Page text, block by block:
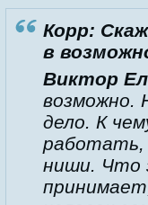
Корр:
в
Виктор
возможно.
дело. К
работать,
ниши. Что